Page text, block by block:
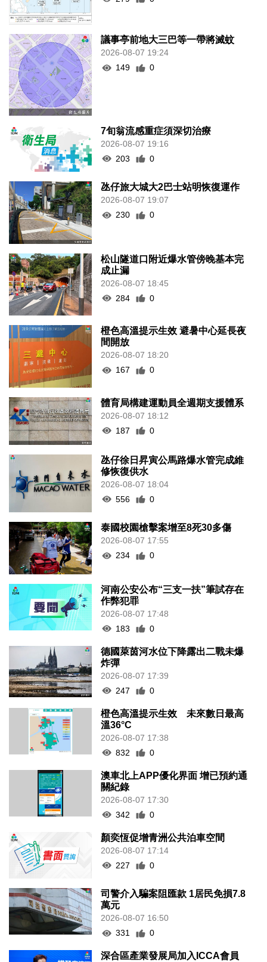
議事亭前地大三巴等一帶將滅蚊
2026-08-07 19:24
149
0
7旬翁流感重症須深切治療
2026-08-07 19:16
203
0
氹仔旅大城大2巴士站明恢復運作
2026-08-07 19:07
230
0
松山隧道口附近爆水管傍晚基本完
成止漏
2026-08-07 18:45
284
0
橙色高溫提示生效 避暑中心延長夜
間開放
2026-08-07 18:20
167
0
體育局構建運動員全週期支援體系
2026-08-07 18:12
187
0
氹仔徐日昇寅公馬路爆水管完成維
修恢復供水
2026-08-07 18:04
556
0
泰國校園槍擊案增至8死30多傷
2026-08-07 17:55
234
0
河南公安公布“三支一扶”筆試存在
作弊犯罪
2026-08-07 17:48
183
0
德國萊茵河水位下降露出二戰未爆
炸彈
2026-08-07 17:39
247
0
橙色高溫提示生效 未來數日最高
溫36°C
2026-08-07 17:38
832
0
澳車北上APP優化界面 增已預約通
關紀錄
2026-08-07 17:30
342
0
顏奕恆促增青洲公共泊車空間
2026-08-07 17:14
227
0
司警介入騙案阻匯款 1居民免損7.8
萬元
2026-08-07 16:50
331
0
深合區產業發展局加入ICCA會員